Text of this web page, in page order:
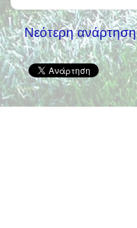
Νεότερη ανάρτηση